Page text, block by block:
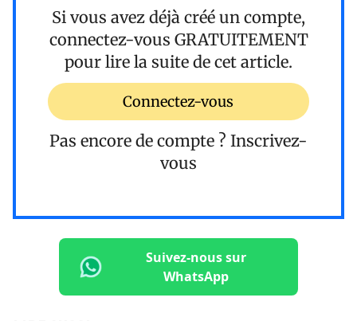
Si vous avez déjà créé un compte,
connectez-vous GRATUITEMENT
pour lire la suite de cet article.
Connectez-vous
Pas encore de compte ? Inscrivez-
vous
Suivez-nous sur
WhatsApp